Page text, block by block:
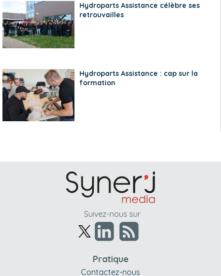
Hydroparts Assistance célèbre ses
retrouvailles
Hydroparts Assistance : cap sur la
formation
Suivez-nous sur
Pratique
Contactez-nous